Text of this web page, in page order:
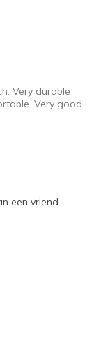
Very durable
Very good
een vriend